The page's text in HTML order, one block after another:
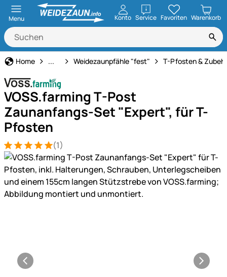
Menu Konto ServiceöffnenFavoriten Warenkorb
Home Weidezaun
... Weidezaunpfähle "fest" T-Pfosten &
VOSS.farming T-Post
Zaunanfangs-Set "Expert", für T-
Pfosten
Bewertung: 5 von 5 (1 Bewertungen)
1 Bewertung (1)
Produktgalerie